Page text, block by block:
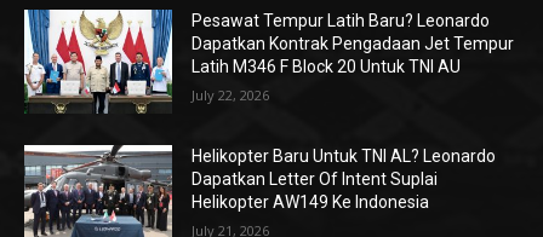
Pesawat Tempur Latih Baru? Leonardo
Dapatkan Kontrak Pengadaan Jet Tempur
Latih M346 F Block 20 Untuk TNI AU
July 22, 2026
Helikopter Baru Untuk TNI AL? Leonardo
Dapatkan Letter Of Intent Suplai
Helikopter AW149 Ke Indonesia
July 21, 2026